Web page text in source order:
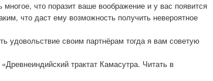
что поразит ваше воображение и у вас появится
что даст ему возможность получить невероятное
удовольствие своим партнёрам тогда я вам советую
трактат Камасутра. Читать в